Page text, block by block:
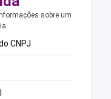
sobre um
CNPJ